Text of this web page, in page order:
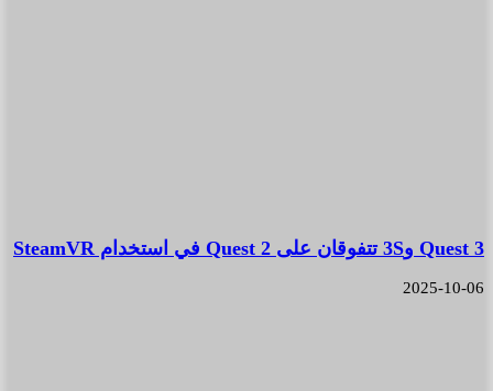
Quest 3 و3S تتفوقان على Quest 2 في استخدام SteamVR
2025-10-06